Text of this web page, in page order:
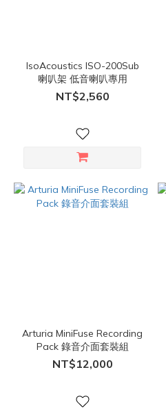
IsoAcoustics ISO-200Sub
喇叭架 低音喇叭專用
NT$2,560
Arturia MiniFuse Recording
Pack 錄音介面套裝組
NT$12,000